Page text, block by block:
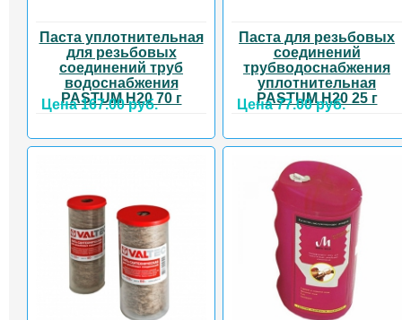
Паста уплотнительная
для резьбовых
соединений труб
водоснабжения
PASTUM H20 70 г
Цена 167.00 руб.
Паста для резьбовых
соединений
трубводоснабжения
уплотнительная
PASTUM H20 25 г
Цена 77.00 руб.